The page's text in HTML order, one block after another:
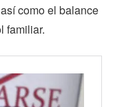
como el balance
familiar.